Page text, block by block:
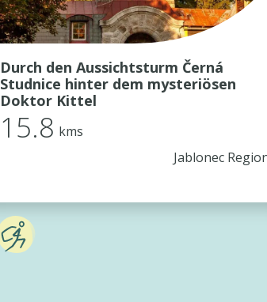
Durch den Aussichtsturm Černá
Studnice hinter dem mysteriösen
Doktor Kittel
15.8 kms
Jablonec